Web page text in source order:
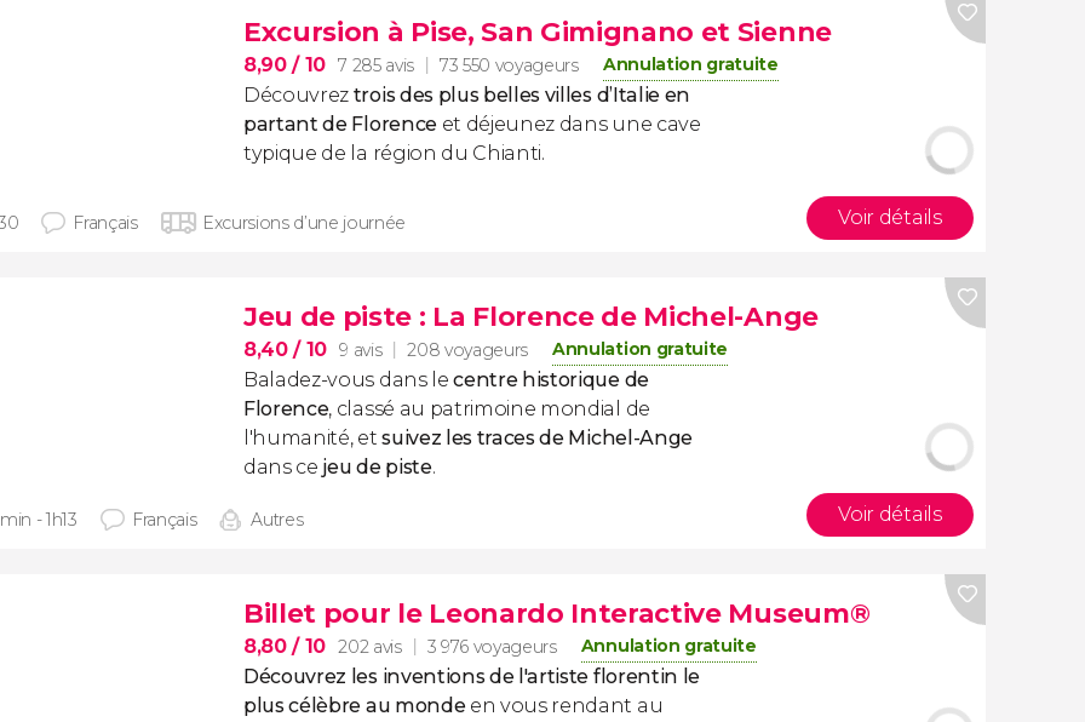
Excursion à Pise, San Gimignano et Sienne
8,90/ 10 7 285 avis 73 550 voyageurs Annulation gratuite
Découvrez trois des plus belles villes d’Italie en
partant de Florence et déjeunez dans une cave
typique de la région du Chianti.
Français Excursions d’une journée Voir détails
Jeu de piste : La Florence de Michel-Ange
8,40/ 10 9 avis 208 voyageurs Annulation gratuite
Baladez-vous dans lecentre historique de
Florence, classé au patrimoine mondial de
l'humanité, etsuivez les traces de Michel-Ange
dans ce jeu de piste.
- 1h13 Français Autres Voir détails
Billet pour le Leonardo Interactive Museum®
8,80/ 10 202 avis 3 976 voyageurs Annulation gratuite
Découvrez les inventions de l'artiste florentin le
plus célèbre au monde en vous rendant au